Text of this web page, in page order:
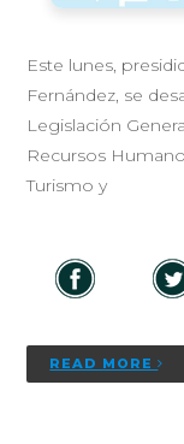
Este lunes,
Fernández, se
Legislación
Recursos
Turismo y
READ MORE